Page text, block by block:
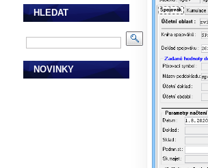
HLEDAT
NOVINKY